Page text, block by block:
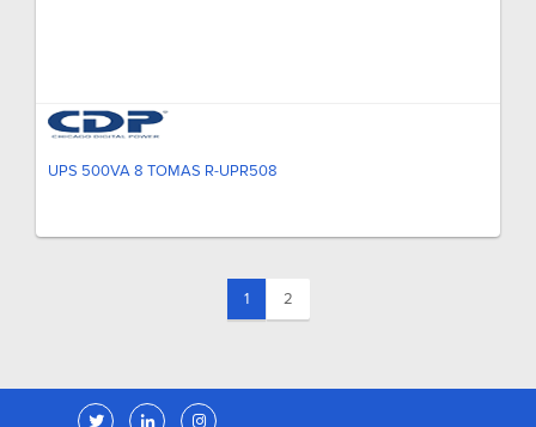
UPS 500VA 8 TOMAS R-UPR508
1(current)
2